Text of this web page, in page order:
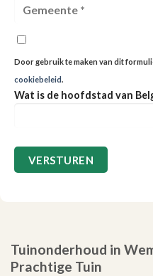
Door gebruik te maken van dit
cookiebeleid.
Wat is de hoofdstad van
Tuinonderhoud in
Prachtige Tuin